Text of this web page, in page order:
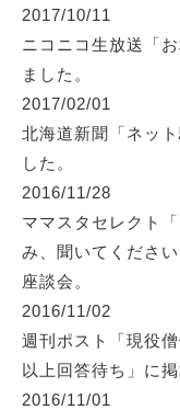
2017/10/11
ニコニコ生放送「
ました。
2017/02/01
北海道新聞「ネッ
した。
2016/11/28
ママスタセレクト
み、聞いてください
座談会。
2016/11/02
週刊ポスト「現役
以上回答待ち」 に
2016/11/01